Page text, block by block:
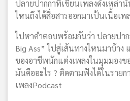
ปลายปากกาที่เขียนเพลงดังเหล่า
ไหนถึงได้สื่อสารออกมาเป้นเนื้อเ
ไปหาคำตอบพร้อมกันว่า ปลายปา
Big Ass” ไปสู่เส้นทางไหนมาบ้าง
ของอาชีพนักแต่งเพลงในมุมมองข
มันคืออะไร ? ติดตามฟังได้ในราย
เพลงPodcast